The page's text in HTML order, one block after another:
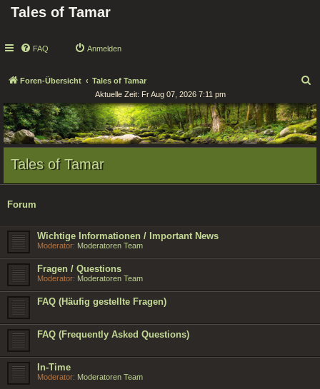
Tales of Tamar
FAQ Anmelden
Foren-Übersicht Tales of Tamar
c
h
e
Aktuelle Zeit: Fr Aug 07, 2026 7:11 pm
Tales of Tamar
Forum
Wichtige Informationen / Important News
Moderator: Moderatoren Team
Fragen / Questions
Moderator: Moderatoren Team
FAQ (Häufig gestellte Fragen)
FAQ (Frequently Asked Questions)
In-Time
Moderator: Moderatoren Team